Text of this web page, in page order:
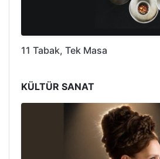
11 Tabak, Tek Masa
KÜLTÜR SANAT